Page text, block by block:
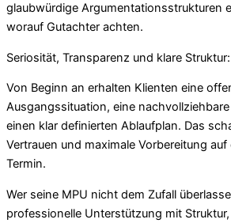
glaubwürdige Argumentationsstrukturen
worauf Gutachter achten.
Seriosität, Transparenz und klare Struktur:
Von Beginn an erhalten Klienten eine
Ausgangssituation, eine
einen klar definierten Ablaufplan. Das
Vertrauen und maximale Vorbereitung
Termin.
Wer seine MPU nicht dem Zufall
professionelle Unterstützung mit